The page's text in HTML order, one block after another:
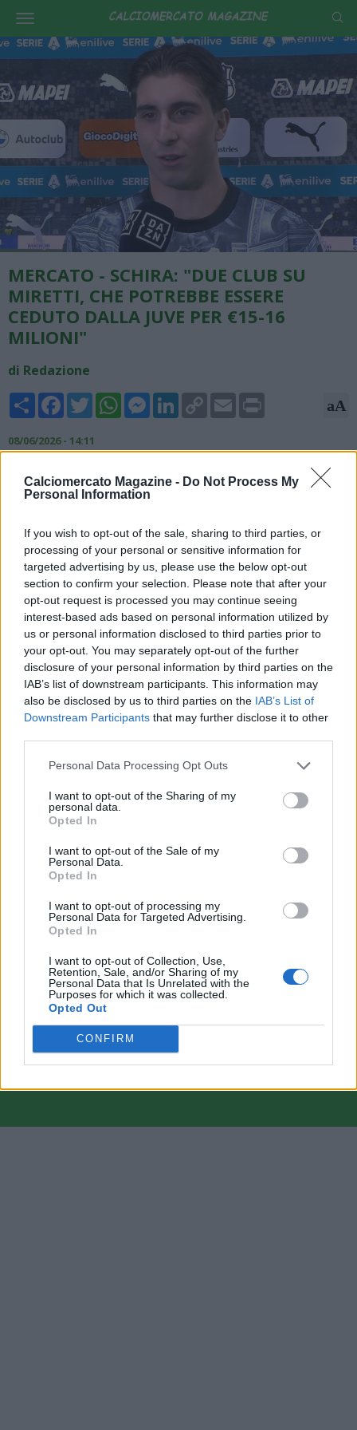
Calciomercato Magazine - Do Not Process My
Personal Information
If you wish to opt-out of the sale, sharing to third parties, or
processing of your personal or sensitive information for
targeted advertising by us, please use the below opt-out
section to confirm your selection. Please note that after your
opt-out request is processed you may continue seeing
interest-based ads based on personal information utilized by
us or personal information disclosed to third parties prior to
your opt-out. You may separately opt-out of the further
disclosure of your personal information by third parties on the
IAB’s list of downstream participants. This information may
also be disclosed by us to third parties on the IAB’s List of
Downstream Participants that may further disclose it to other
Personal Data Processing Opt Outs
I want to opt-out of the Sharing of my
personal data.
Opted In
I want to opt-out of the Sale of my
Personal Data.
Opted In
I want to opt-out of processing my
Personal Data for Targeted Advertising.
Opted In
I want to opt-out of Collection, Use,
Retention, Sale, and/or Sharing of my
Personal Data that Is Unrelated with the
Purposes for which it was collected.
Opted Out
CONFIRM
MERCATO - SCHIRA: "DUE CLUB SU
MIRETTI, CHE POTREBBE ESSERE
CEDUTO DALLA JUVE PER €15-16
MILIONI"
di Redazione
Share FacebookTwitterWhatsAppMessengerLinkedInCopy
Link
Email aA
08/06/2026 - 14:11
Nicolò Schira, esperto di mercato, rivela su X: "Due club di
Serie A hanno mostrato interesse per Fabio Miretti, che
Two#SerieA ’s clubs have shown interest in Fabio#Miretti
who could be sold by#Juventusfor €15-16M.#transfers
— Nicolò Schira (@NicoSchira)June 8, 2026
VAI ALLA VERSIONE CLASSICA
Alcune foto (screenshot) ed articoli presenti su "Calciomercato Magazine" sono in parte
giunti da internet, in quanto arrivati alla nostra attenzione attraverso regolari
comunicati stampa con immagini e testi allegati ed autorizzati alla pubblicazione, e
quindi valutati di pubblico dominio. Se i soggetti o gli autori avessero qualcosa in
contrario alla pubblicazione, non avranno che da segnalarlo alla redazione (indirizzo
redazione@napolimagazine.com
"Calciomercato Magazine" non è una testata giornalistica, ma un sito di informazione di
proprietà di Napoli Magazine.